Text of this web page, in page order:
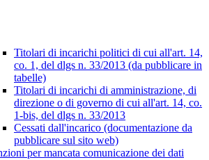
Titolari di incarichi politici di cui all'art. 14,
co. 1, del dlgs n. 33/2013 (da pubblicare in
tabelle)
Titolari di incarichi di amministrazione, di
direzione o di governo di cui all'art. 14, co.
1-bis, del dlgs n. 33/2013
Cessati dall'incarico (documentazione da
pubblicare sul sito web)
per mancata comunicazione dei dati